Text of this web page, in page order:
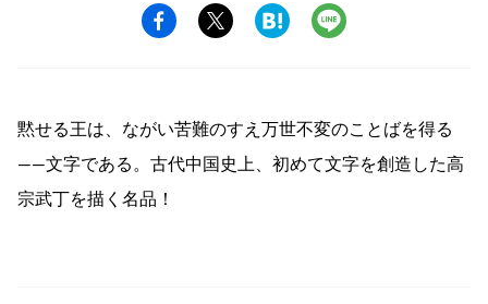
黙せる王は、ながい苦難のすえ万世不変のことばを得る
――文字である。古代中国史上、初めて文字を創造した高
宗武丁を描く名品！